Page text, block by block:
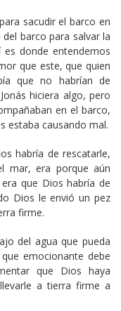
sacudir el barco en
barco para salvar la
donde entendemos
que este, que quien
que no habrían de
hiciera algo, pero
en el barco,
estaba causando mal.
habría de rescatarle,
mar, era porque aún
que Dios habría de
Dios le envió un pez
firme.
del agua que pueda
emocionante debe
que Dios haya
a tierra firme a